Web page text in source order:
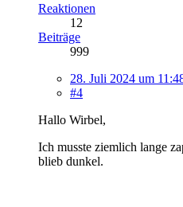
Reaktionen
12
Beiträge
999
28. Juli 2024 um
#4
Hallo Wirbel,
Ich musste ziemlich lange
blieb dunkel.